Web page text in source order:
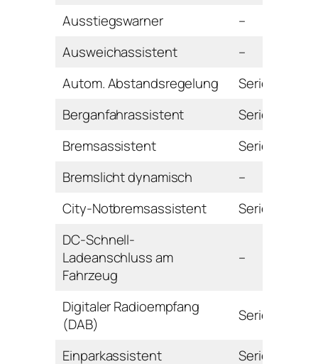
Ausstiegswarner
–
Ausweichassistent
–
Autom. Abstandsregelung
Serie
Berganfahrassistent
Serie
Bremsassistent
Serie
Bremslicht dynamisch
–
City-Notbremsassistent
Serie
DC-Schnell-
Ladeanschluss am
Fahrzeug
–
Digitaler Radioempfang
(DAB)
Serie
Einparkassistent Serie